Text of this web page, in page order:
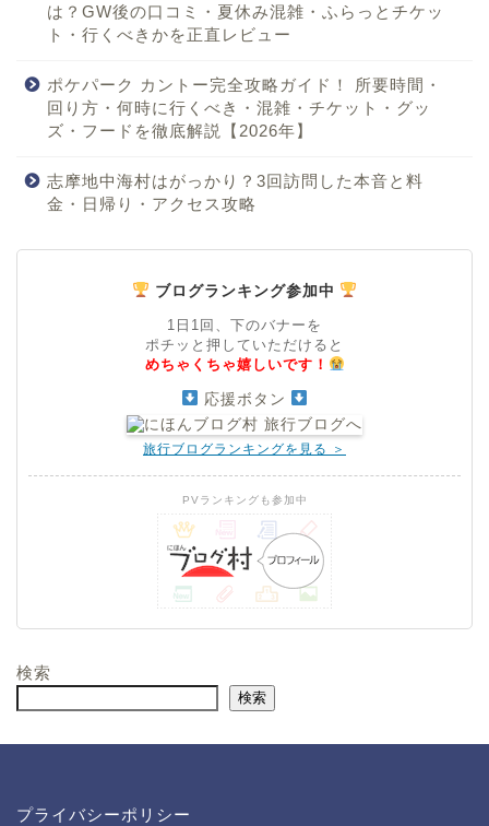
は？GW後の口コミ・夏休み混雑・ふらっとチケッ
ト・行くべきかを正直レビュー
ポケパーク カントー完全攻略ガイド！ 所要時間・
回り方・何時に行くべき・混雑・チケット・グッ
ズ・フードを徹底解説【2026年】
志摩地中海村はがっかり？3回訪問した本音と料
金・日帰り・アクセス攻略
ブログランキング参加中
1日1回、下のバナーを
ポチッと押していただけると
めちゃくちゃ嬉しいです！
応援ボタン
旅行ブログランキングを見る ＞
PVランキングも参加中
検索
検索
プライバシーポリシー